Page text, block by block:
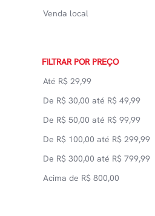
Venda local
FILTRAR POR PREÇO
Até R$ 29,99
De R$ 30,00 até R$ 49,99
De R$ 50,00 até R$ 99,99
De R$ 100,00 até R$ 299,99
De R$ 300,00 até R$ 799,99
Acima de R$ 800,00